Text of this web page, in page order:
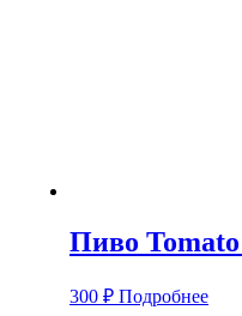
Пиво
300 ₽ Подробнее